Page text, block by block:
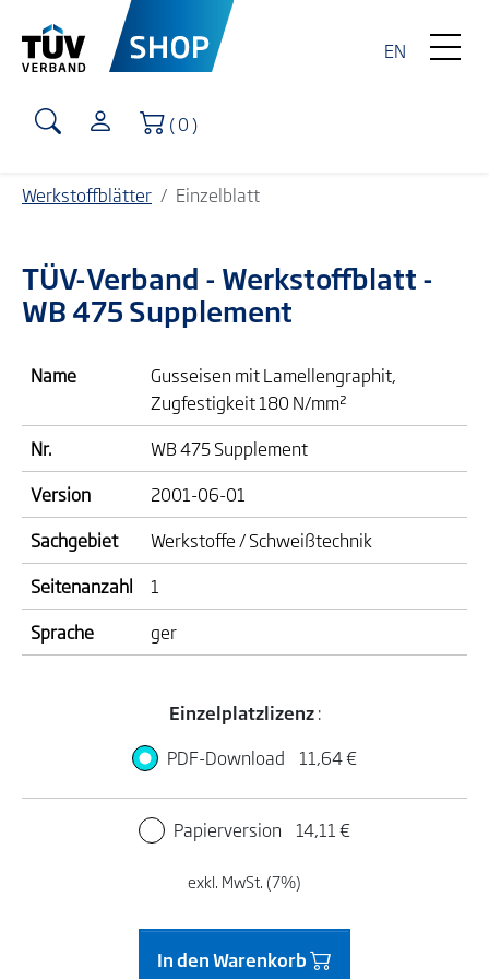
EN
Warenkorb
( 0 )
Werkstoffblätter Einzelblatt
TÜV-Verband - Werkstoffblatt -
WB 475 Supplement
Name
Gusseisen mit Lamellengraphit,
Zugfestigkeit 180 N/mm²
Nr.
WB 475 Supplement
Version
2001-06-01
Sachgebiet
Werkstoffe / Schweißtechnik
Seitenanzahl
1
Sprache
ger
Einzelplatzlizenz:
PDF-Download
11,64 €
Papierversion 14,11 €
exkl. MwSt. (7%)
In den Warenkorb